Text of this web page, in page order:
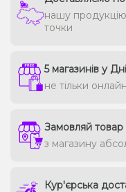
нашу
точки
5 магазинів у
не тільки
Замовляй товар
з магазину
Кур'єрська